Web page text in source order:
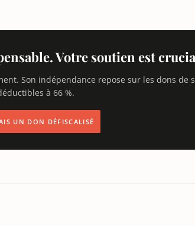
Votre soutien est
Son indépendance repose sur les dons de
à 66 %.
UN DON DÉFISCALISÉ